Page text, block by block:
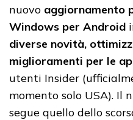
nuovo aggiornamento
Windows per Android
diverse novità,
miglioramenti per le
utenti Insider
momento solo USA). Il
segue quello dello